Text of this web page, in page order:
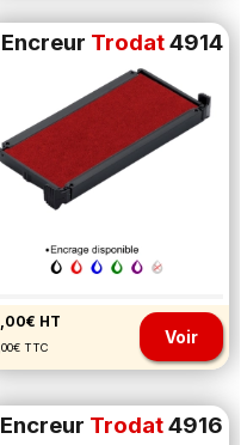
Encreur Trodat4914
,00€ HT
,00€ TTC Voir
Encreur Trodat4916